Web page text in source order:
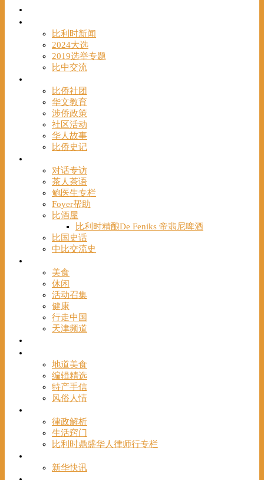
比利时新闻
2024大选
2019选举专题
比中交流
比侨社团
华文教育
涉侨政策
社区活动
华人故事
比侨史记
对话专访
茶人茶语
鲍医生专栏
Foyer帮助
比酒屋
比利时精酿De Feniks 帝翡尼啤酒
比国史话
中比交流史
美食
休闲
活动召集
健康
行走中国
天津频道
地道美食
编辑精选
特产手信
风俗人情
律政解析
生活窍门
比利时鼎盛华人律师行专栏
新华快讯